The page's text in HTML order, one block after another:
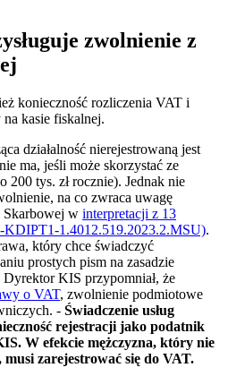
zwolnienie z
konieczność rozliczenia VAT i
kasie fiskalnej.
działalność nierejestrowaną jest
ma, jeśli może skorzystać ze
tys. zł rocznie). Jednak nie
na co zwraca uwagę
w interpretacji z 13
KDIPT1-1.4012.519.2023.2.MSU).
który chce świadczyć
prostych pism na zasadzie
Dyrektor KIS przypomniał, że
o VAT, zwolnienie podmiotowe
- Świadczenie usług
rejestracji jako podatnik
W efekcie mężczyzna, który nie
zarejestrować się do VAT.